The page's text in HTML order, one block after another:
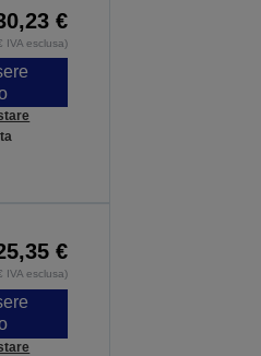
€
IVA esclusa)
€
IVA esclusa)